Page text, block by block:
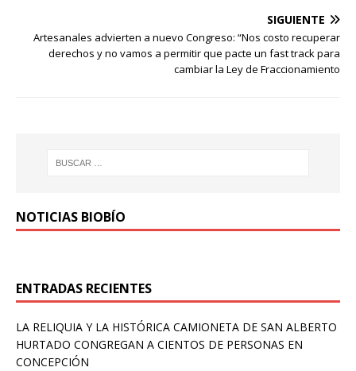
SIGUIENTE
Artesanales advierten a nuevo Congreso: “Nos costo recuperar
derechos y no vamos a permitir que pacte un fast track para
cambiar la Ley de Fraccionamiento
NOTICIAS BIOBÍO
ENTRADAS RECIENTES
LA RELIQUIA Y LA HISTÓRICA CAMIONETA DE SAN ALBERTO
HURTADO CONGREGAN A CIENTOS DE PERSONAS EN
CONCEPCIÓN